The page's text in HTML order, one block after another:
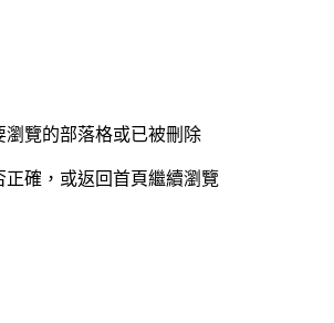
瀏覽的部落格或已被刪除
確，或返回首頁繼續瀏覽